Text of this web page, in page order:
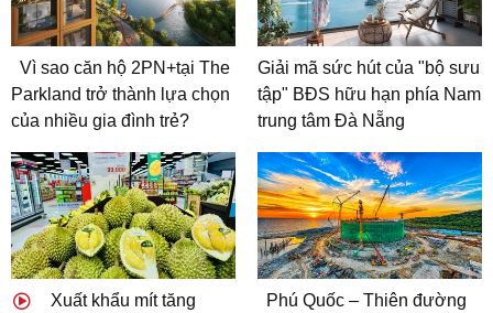
Vì sao căn hộ 2PN+tại The
Parkland trở thành lựa chọn
của nhiều gia đình trẻ?
Giải mã sức hút của "bộ sưu
tập" BĐS hữu hạn phía Nam
trung tâm Đà Nẵng
Xuất khẩu mít tăng Phú Quốc – Thiên đường